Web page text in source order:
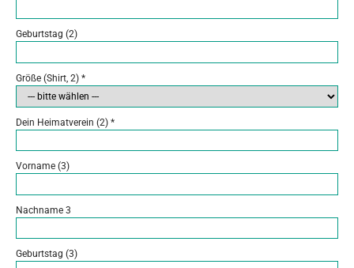
Geburtstag (2)
Größe (Shirt, 2) *
Dein Heimatverein (2) *
Vorname (3)
Nachname 3
Geburtstag (3)